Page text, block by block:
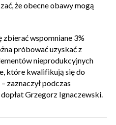
że obecne obawy mogą
wspomniane 3%
próbować uzyskać z
nieprodukcyjnych
które kwalifikują się do
zaznaczył podczas
Grzegorz Ignaczewski.